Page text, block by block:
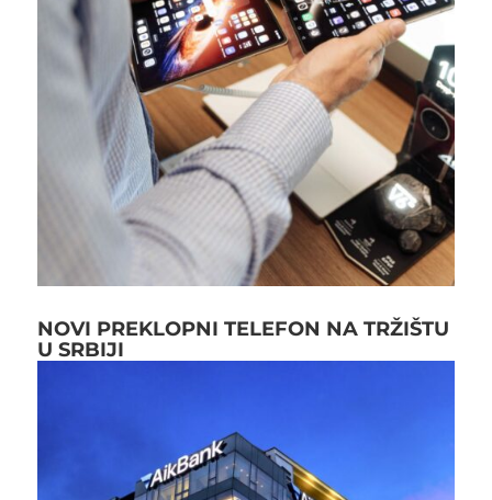
NOVI PREKLOPNI TELEFON NA TRŽIŠTU
U SRBIJI